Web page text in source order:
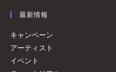
最新情報
キャンペーン
アーティスト
イベント